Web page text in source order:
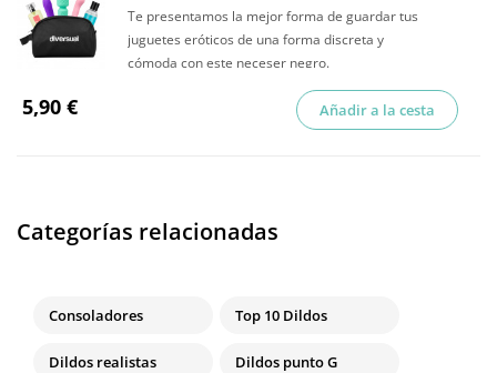
Te presentamos la mejor forma de guardar tus
juguetes eróticos de una forma discreta y
cómoda con este neceser negro.
5,90 € Añadir a la cesta
Categorías relacionadas
Consoladores Top 10 Dildos
Dildos realistas Dildos punto G